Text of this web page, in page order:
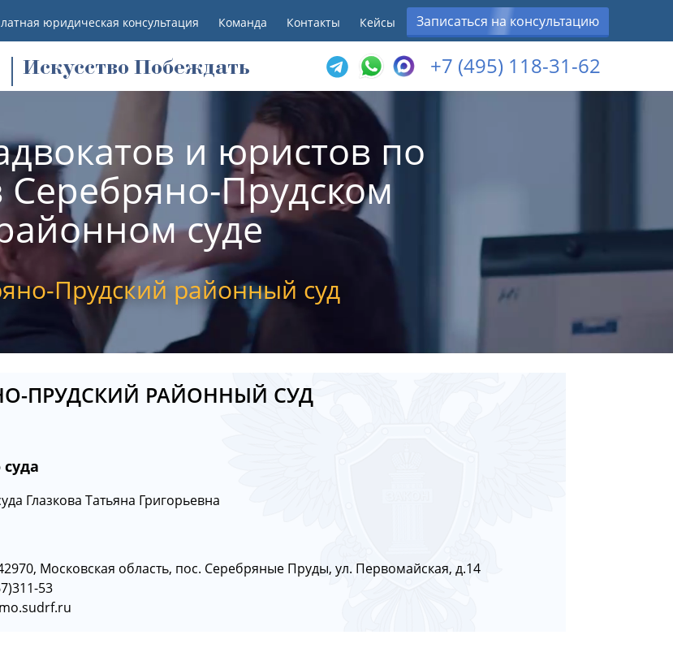
юридическая консультация Команда Контакты Кейсы Записаться на консультацию
Искусство Побеждать +7 (495) 118-31-62
и юристов по
Серебряно-Прудском
суде
Прудский районный суд
ПРУДСКИЙ РАЙОННЫЙ СУД
Глазкова Татьяна Григорьевна
Московская область, пос. Серебряные Пруды, ул. Первомайская, д.14
53